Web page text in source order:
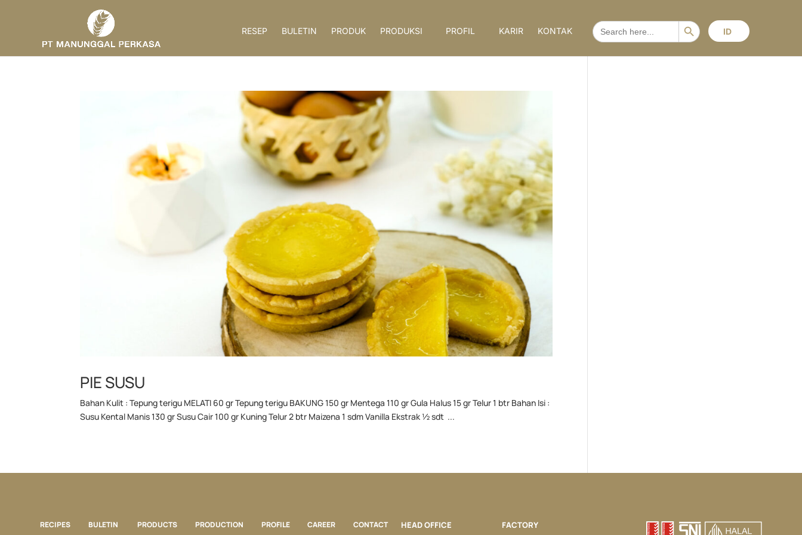
RESEP BULETIN PRODUK PRODUKSI PROFIL KARIR KONTAK
SEARCH
FOR:
Search Button
ID
PIE SUSU
Bahan Kulit : Tepung terigu MELATI 60 gr Tepung terigu BAKUNG 150 gr Mentega 110 gr Gula Halus 15 gr Telur 1 btr Bahan Isi :
Susu Kental Manis 130 gr Susu Cair 100 gr Kuning Telur 2 btr Maizena 1 sdm Vanilla Ekstrak ½ sdt ...
RECIPES
BULETIN
PRODUCTS PRODUCTION
PROFILE
CAREER CONTACT HEAD OFFICE FACTORY